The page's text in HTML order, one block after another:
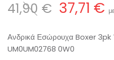
41,90 € 37,71 €
Ανδρικά Εσώρουχα Boxer
UM0UM02768 0W0